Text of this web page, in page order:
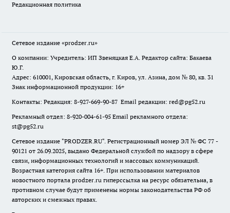
Редакционная политика
Сетевое издание «prodzer.ru»
О компании: Учредитель: ИП Звеняцкая Е.А. Редактор сайта: Бакаева
Ю.Г.
Адрес: 610001, Кировская область, г. Киров, ул. Азина, дом № 80, кв. 31
Знак информационной продукции: 16+
Контакты: Редакция: 8-927-669-90-87 Email редакции: red@pg52.ru
Рекламный отдел: 8-920-004-61-95 Email рекламного отдела:
st@pg52.ru
Сетевое издание "PRODZER.RU". Регистрационный номер ЭЛ № ФС 77 -
90121 от 26.09.2025, выдано Федеральной службой по надзору в сфере
связи, информационных технологий и массовых коммуникаций.
Возрастная категория сайта 16+. При использовании материалов
новостного портала prodzer.ru гиперссылка на ресурс обязательна, в
противном случае будут применены нормы законодательства РФ об
авторских и смежных правах.